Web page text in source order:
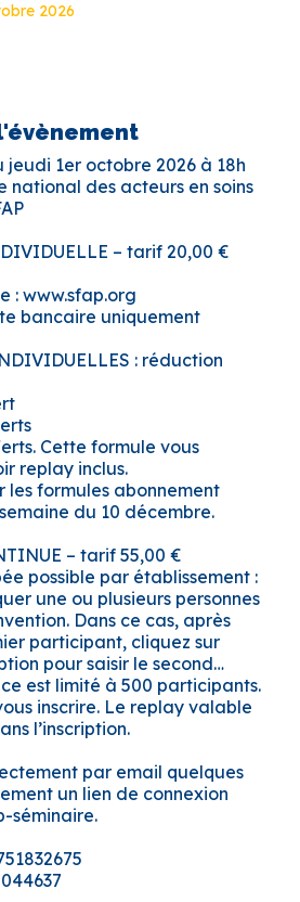
2026
jeudi 1er octobre 2026 à 18h
national des acteurs en soins
– tarif 20,00 €
: www.sfap.org
bancaire uniquement
: réduction
Cette formule vous
replay inclus.
les formules abonnement
du 10 décembre.
– tarif 55,00 €
possible par établissement :
une ou plusieurs personnes
Dans ce cas, après
participant, cliquez sur
pour saisir le second…
est limité à 500 participants.
inscrire. Le replay valable
l’inscription.
par email quelques
un lien de connexion
séminaire.